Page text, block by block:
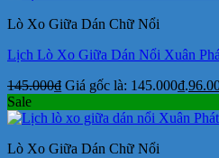
Lò Xo Giữa Dán Chữ Nổi
Lịch Lò Xo Giữa Dán Nổi Xuân
145.000₫ Giá gốc là: 145.000₫.
Sale
Lò Xo Giữa Dán Chữ Nổi